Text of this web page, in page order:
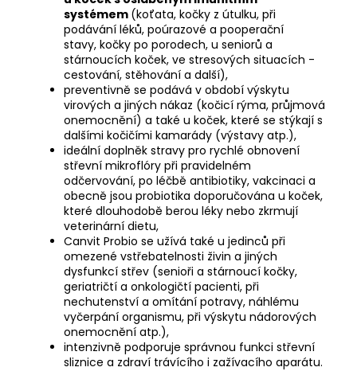
systémem (koťata, kočky z útulku, při
podávání léků, poúrazové a pooperační
stavy, kočky po porodech, u seniorů a
stárnoucích koček, ve stresových situacích -
cestování, stěhování a další),
preventivně se podává v období výskytu
virových a jiných nákaz (kočicí rýma, průjmová
onemocnění) a také u koček, které se stýkají s
dalšími kočičími kamarády (výstavy atp.),
ideální doplněk stravy pro rychlé obnovení
střevní mikroflóry při pravidelném
odčervování, po léčbě antibiotiky, vakcinaci a
obecně jsou probiotika doporučována u koček,
které dlouhodobě berou léky nebo zkrmují
veterinární dietu,
Canvit Probio se užívá také u jedinců při
omezené vstřebatelnosti živin a jiných
dysfunkcí střev (senioři a stárnoucí kočky,
geriatričtí a onkologičtí pacienti, při
nechutenství a omítání potravy, náhlému
vyčerpání organismu, při výskytu nádorových
onemocnění atp.),
intenzivně podporuje správnou funkci střevní
sliznice a zdraví trávícího i zažívacího aparátu.